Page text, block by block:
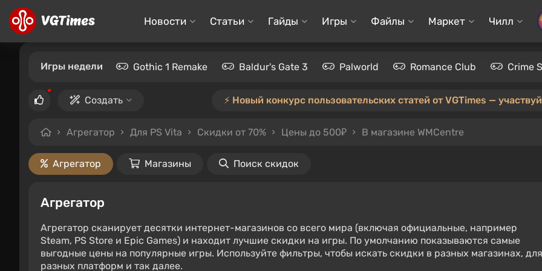
Новости Статьи Гайды Игры Файлы Маркет Чилл
Игры недели Gothic 1 Remake Baldur's Gate 3 Palworld Romance Club Crime
Создать ⚡️ Новый конкурс пользовательских статей от VGTimes —
Агрегатор Для PS Vita Скидки от 70% Цены до 500₽ В магазине WMCentre
Агрегатор Магазины Поиск скидок
Агрегатор
Агрегатор сканирует десятки интернет-магазинов со всего мира (включая официальные, например
Steam, PS Store и Epic Games) и находит лучшие скидки на игры. По умолчанию показываются самые
выгодные цены на популярные игры. Используйте фильтры, чтобы искать скидки в разных магазинах, для
разных платформ и так далее.